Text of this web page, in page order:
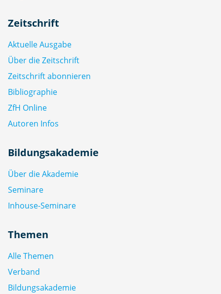
Zeitschrift
Aktuelle Ausgabe
Über die Zeitschrift
Zeitschrift abonnieren
Bibliographie
ZfH Online
Autoren Infos
Bildungsakademie
Über die Akademie
Seminare
Inhouse-Seminare
Themen
Alle Themen
Verband
Bildungsakademie